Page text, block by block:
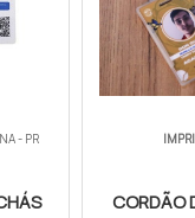
- PR
CORDÃO